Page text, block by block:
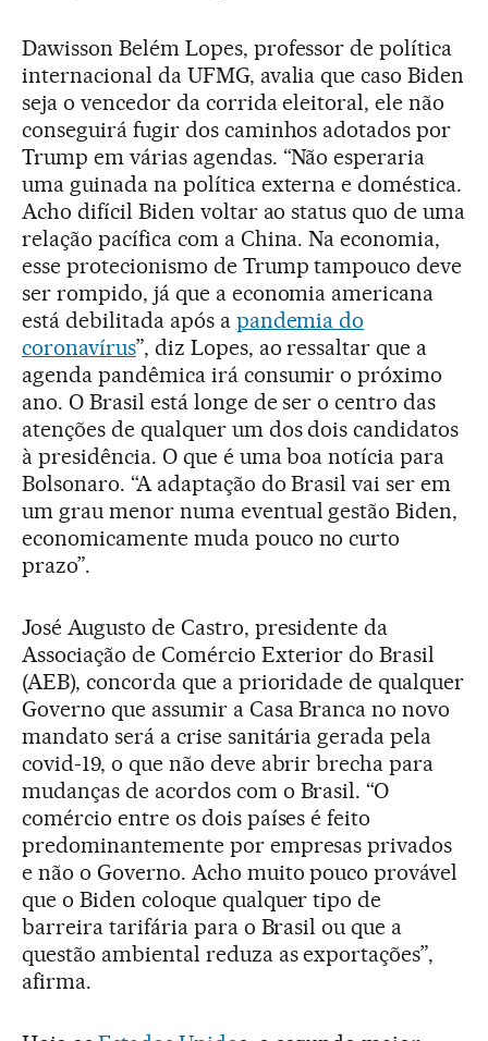
Dawisson Belém Lopes, professor de política
internacional da UFMG, avalia que caso Biden
seja o vencedor da corrida eleitoral, ele não
conseguirá fugir dos caminhos adotados por
Trump em várias agendas. “Não esperaria
uma guinada na política externa e doméstica.
Acho difícil Biden voltar ao status quo de uma
relação pacífica com a China. Na economia,
esse protecionismo de Trump tampouco deve
ser rompido, já que a economia americana
está debilitada após a pandemia do
coronavírus”, diz Lopes, ao ressaltar que a
agenda pandêmica irá consumir o próximo
ano. O Brasil está longe de ser o centro das
atenções de qualquer um dos dois candidatos
à presidência. O que é uma boa notícia para
Bolsonaro. “A adaptação do Brasil vai ser em
um grau menor numa eventual gestão Biden,
economicamente muda pouco no curto
prazo”.
José Augusto de Castro, presidente da
Associação de Comércio Exterior do Brasil
(AEB), concorda que a prioridade de qualquer
Governo que assumir a Casa Branca no novo
mandato será a crise sanitária gerada pela
covid-19, o que não deve abrir brecha para
mudanças de acordos com o Brasil. “O
comércio entre os dois países é feito
predominantemente por empresas privados
e não o Governo. Acho muito pouco provável
que o Biden coloque qualquer tipo de
barreira tarifária para o Brasil ou que a
questão ambiental reduza as exportações”,
afirma.